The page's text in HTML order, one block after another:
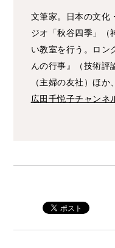
文筆家。日本の文化
ジオ「秋谷四季」（
い教室を行う。ロン
んの行事』（技術評
（主婦の友社）ほか
広田千悦子チャンネ